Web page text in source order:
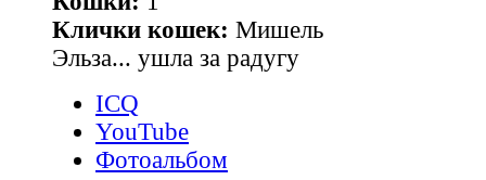
Клички кошек: Мишель
Эльза... ушла за радугу
ICQ
YouTube
Фотоальбом